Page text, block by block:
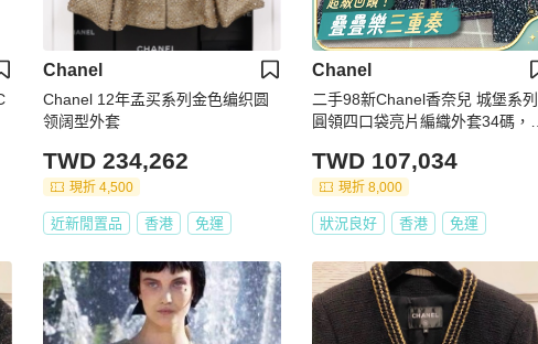
Chanel
Chanel 12年孟买系列金色编织圆
领阔型外套
TWD 234,262
現折 4,500
近新閒置品 香港 免運
Chanel
二手98新Chanel香奈兒 城堡系列
圓領四口袋亮片編織外套34碼，肩
m，王一博同款
TWD 107,034
現折 8,000
狀況良好 香港 免運